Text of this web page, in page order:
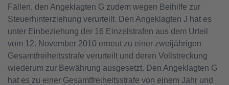
Fällen, den Angeklagten G zudem wegen Beihilfe zur
Steuerhinterziehung verurteilt. Den Angeklagten J hat es
unter Einbeziehung der 16 Einzelstrafen aus dem Urteil
vom 12. November 2010 erneut zu einer zweijährigen
Gesamtfreiheitsstrafe verurteilt und deren Vollstreckung
wiederum zur Bewährung ausgesetzt. Den Angeklagten G
hat es zu einer Gesamtfreiheitsstrafe von einem Jahr und